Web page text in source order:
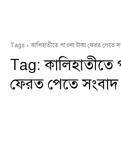
Tags কালিহাতীতে পাওনা টাকা ফেরত পেতে
Tag:কালিহাতীতে
ফেরত পেতে